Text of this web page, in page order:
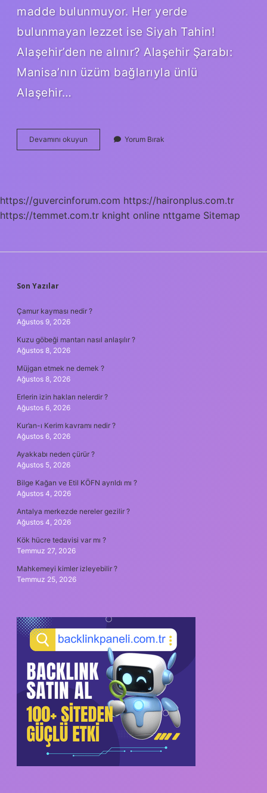
madde bulunmuyor. Her yerde
bulunmayan lezzet ise Siyah Tahin!
Alaşehir’den ne alınır? Alaşehir Şarabı:
Manisa’nın üzüm bağlarıyla ünlü
Alaşehir…
Devamını okuyun
Alaşehirden
Yorum Bırak
https://guvercinforum.com https://haironplus.com.tr
https://temmet.com.tr knight online nttgame Sitemap
SIDEBAR
Son Yazılar
Çamur kayması nedir ?
Ağustos 9, 2026
Kuzu göbeği mantarı nasıl anlaşılır ?
Ağustos 8, 2026
Müjgan etmek ne demek ?
Ağustos 8, 2026
Erlerin izin hakları nelerdir ?
Ağustos 6, 2026
Kur’an-ı Kerim kavramı nedir ?
Ağustos 6, 2026
Ayakkabı neden çürür ?
Ağustos 5, 2026
Bilge Kağan ve Etil KÖFN ayrıldı mı ?
Ağustos 4, 2026
Antalya merkezde nereler gezilir ?
Ağustos 4, 2026
Kök hücre tedavisi var mı ?
Temmuz 27, 2026
Mahkemeyi kimler izleyebilir ?
Temmuz 25, 2026